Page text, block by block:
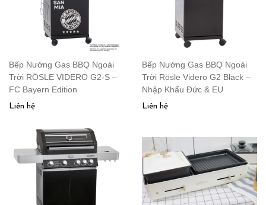
Bếp Nướng Gas BBQ Ngoài
Trời RÖSLE VIDERO G2-S –
FC Bayern Edition
Liên hệ
Bếp Nướng Gas BBQ Ngoài
Trời Rösle Videro G2 Black –
Nhập Khẩu Đức & EU
Liên hệ